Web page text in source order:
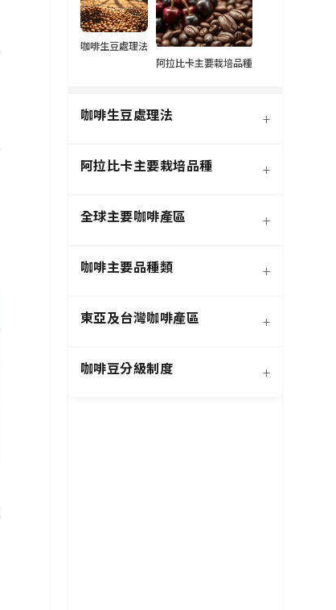
咖啡生豆處理法
阿拉比卡主要栽培品種
咖啡生豆處理法 +
阿拉比卡主要栽培品種 +
全球主要咖啡產區 +
咖啡主要品種類 +
東亞及台灣咖啡產區 +
咖啡豆分級制度 +